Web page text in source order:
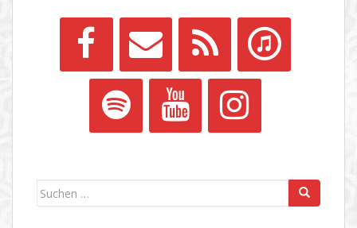
Suchen